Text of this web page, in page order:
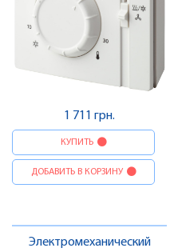
1 711 грн.
КУПИТЬ
ДОБАВИТЬ В КОРЗИНУ
Электромеханический